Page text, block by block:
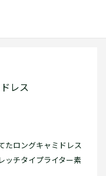
レス
たロングキャミドレス
ッチタイプライター素